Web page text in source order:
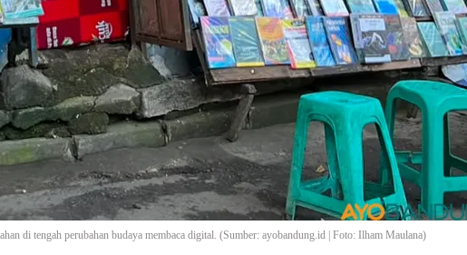
di tengah perubahan budaya membaca digital. (Sumber: ayobandung.id | Foto: Ilham Maulana)